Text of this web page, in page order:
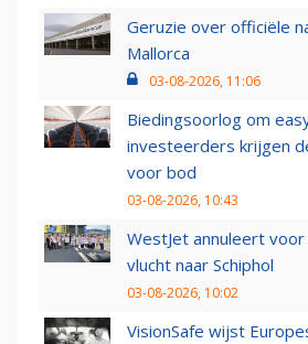
Geruzie over officiële
Mallorca
03-08-2026, 11:06
Biedingsoorlog om
investeerders krijgen
voor bod
03-08-2026, 10:43
WestJet annuleert
vlucht naar Schiphol
03-08-2026, 10:02
VisionSafe wijst